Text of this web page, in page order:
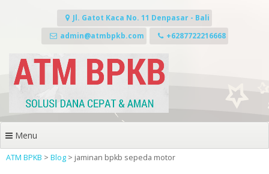
Jl. Gatot Kaca No. 11 Denpasar - Bali
admin@atmbpkb.com
+6287722216668
Menu
ATM BPKB > Blog > jaminan bpkb sepeda motor